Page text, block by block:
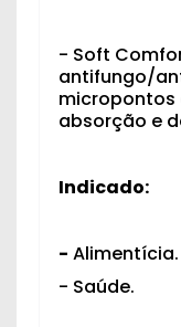
- Soft
antifungo/
micropontos
absorção e
Indicado:
- Alimentícia.
- Saúde.